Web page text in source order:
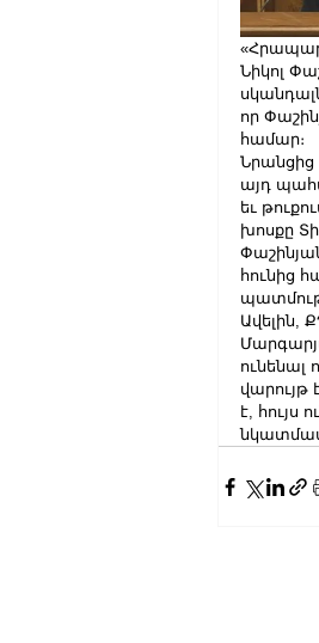
Նիկոլ
որ
համար։
Նրանցից
այդ
եւ
խոսքը
հունից
Ավելին,
ունենալ
է,